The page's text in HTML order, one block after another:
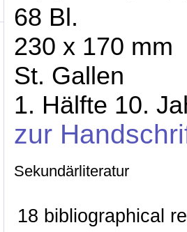
68 Bl.
230 x 170 mm
St. Gallen
1. Hälfte 10.
zur
Sekundärliteratur
18 bibliographical